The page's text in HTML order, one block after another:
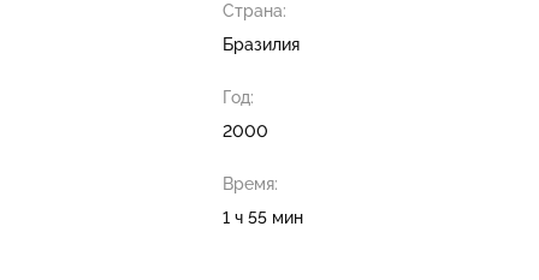
Страна:
Бразилия
Год:
2000
Время:
1 ч 55 мин